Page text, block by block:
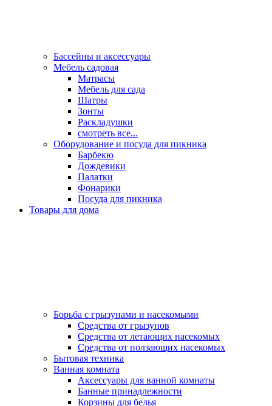
Бассейны и аксессуары
Мебель садовая
Матрасы
Мебель для сада
Шатры
Зонты
Раскладушки
смотреть все...
Оборудование и посуда для пикника
Барбекю
Дождевики
Палатки
Фонарики
Посуда для пикника
Товары для дома
Борьба с грызунами и насекомыми
Средства от грызунов
Средства от летающих насекомых
Средства от ползающих насекомых
Бытовая техника
Ванная комната
Аксессуары для ванной комнаты
Банные принадлежности
Корзины для белья